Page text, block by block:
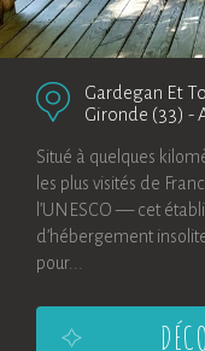
Gardegan Et
Gironde (33) -
Situé à quelques
les plus visités de
l’UNESCO — cet
d’hébergement
pour...